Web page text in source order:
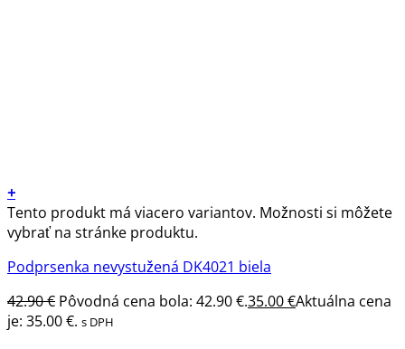
+
Tento produkt má viacero variantov. Možnosti si môžete
vybrať na stránke produktu.
Podprsenka nevystužená DK4021 biela
42.90€ Pôvodná cena bola: 42.90 €.35.00€Aktuálna cena
je: 35.00 €. s DPH